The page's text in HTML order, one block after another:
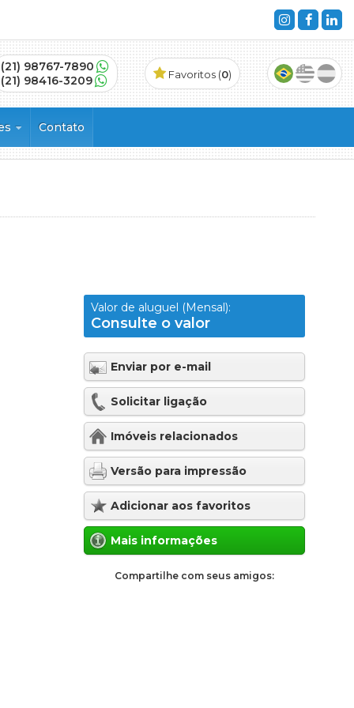
(21) 98767-7890
(21) 98416-3209
Favoritos (0)
Contato
Valor de aluguel (Mensal):
Consulte o valor
Enviar por e-mail
Solicitar ligação
Imóveis relacionados
Versão para impressão
Adicionar aos favoritos
Mais informações
Compartilhe com seus amigos: